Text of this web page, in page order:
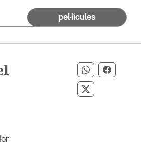
pel·lícules
Compartir
Compartir